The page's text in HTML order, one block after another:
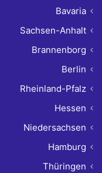
Bavaria
Sachsen-Anhalt
Brannenborg
Berlin
Rheinland-Pfalz
Hessen
Niedersachsen
Hamburg
Thüringen